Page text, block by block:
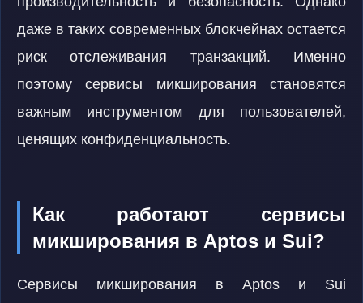
даже в таких современных блокчейнах остается
риск отслеживания транзакций. Именно
поэтому сервисы микширования становятся
важным инструментом для пользователей,
ценящих конфиденциальность.
Как работают сервисы
микширования в Aptos и Sui?
Сервисы микширования в Aptos и Sui